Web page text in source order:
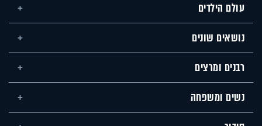
עולם הילדים
נושאים שונים
רבנים ומרצים
נשים ומשפחה